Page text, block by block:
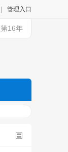
管理入口
第16年